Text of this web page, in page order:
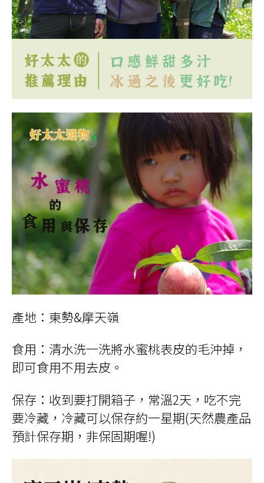
產地：東勢&摩天嶺
食用：清水洗一洗將水蜜桃表皮的毛沖掉，
即可食用不用去皮。
保存：收到要打開箱子，常溫2天，吃不完
要冷藏，冷藏可以保存約一星期(天然農產品
預計保存期，非保固期喔!)